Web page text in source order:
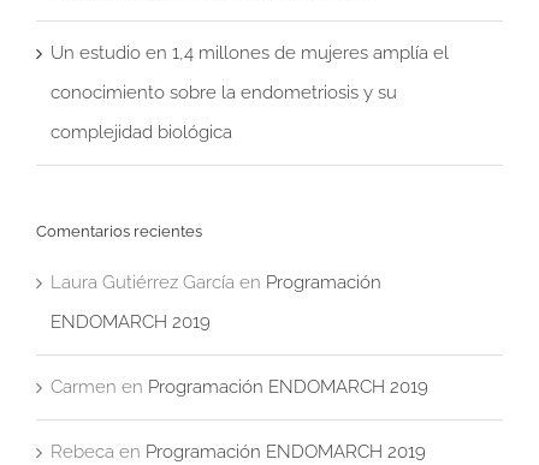
Un estudio en 1,4 millones de mujeres amplía el
conocimiento sobre la endometriosis y su
complejidad biológica
Comentarios recientes
Laura Gutiérrez García en Programación
ENDOMARCH 2019
Carmen en Programación ENDOMARCH 2019
Rebeca en Programación ENDOMARCH 2019